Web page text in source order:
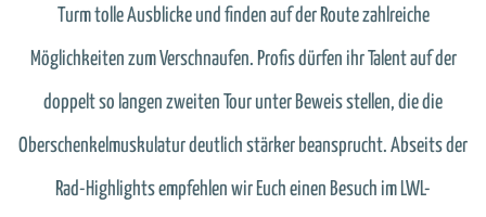
Turm tolle Ausblicke und finden auf der Route zahlreiche
Möglichkeiten zum Verschnaufen. Profis dürfen ihr Talent auf der
doppelt so langen zweiten Tour unter Beweis stellen, die die
Oberschenkelmuskulatur deutlich stärker beansprucht. Abseits der
Rad-Highlights empfehlen wir Euch einen Besuch im LWL-